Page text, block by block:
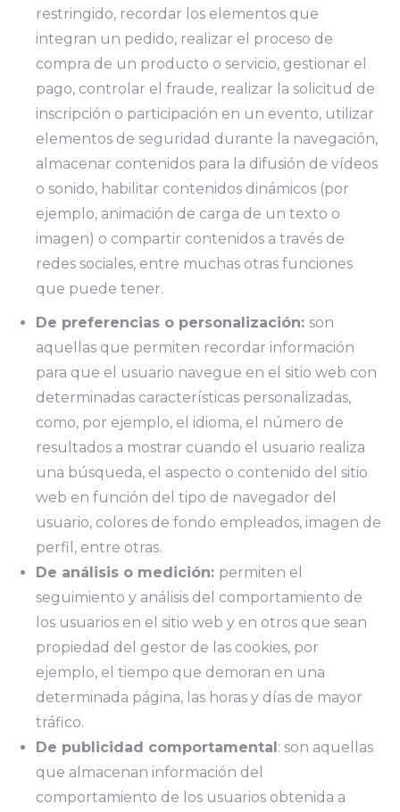
restringido, recordar los elementos que
integran un pedido, realizar el proceso de
compra de un producto o servicio, gestionar el
pago, controlar el fraude, realizar la solicitud de
inscripción o participación en un evento, utilizar
elementos de seguridad durante la navegación,
almacenar contenidos para la difusión de vídeos
o sonido, habilitar contenidos dinámicos (por
ejemplo, animación de carga de un texto o
imagen) o compartir contenidos a través de
redes sociales, entre muchas otras funciones
que puede tener.
De preferencias o personalización: son
aquellas que permiten recordar información
para que el usuario navegue en el sitio web con
determinadas características personalizadas,
como, por ejemplo, el idioma, el número de
resultados a mostrar cuando el usuario realiza
una búsqueda, el aspecto o contenido del sitio
web en función del tipo de navegador del
usuario, colores de fondo empleados, imagen de
perfil, entre otras.
De análisis o medición: permiten el
seguimiento y análisis del comportamiento de
los usuarios en el sitio web y en otros que sean
propiedad del gestor de las cookies, por
ejemplo, el tiempo que demoran en una
determinada página, las horas y días de mayor
tráfico.
De publicidad comportamental: son aquellas
que almacenan información del
comportamiento de los usuarios obtenida a